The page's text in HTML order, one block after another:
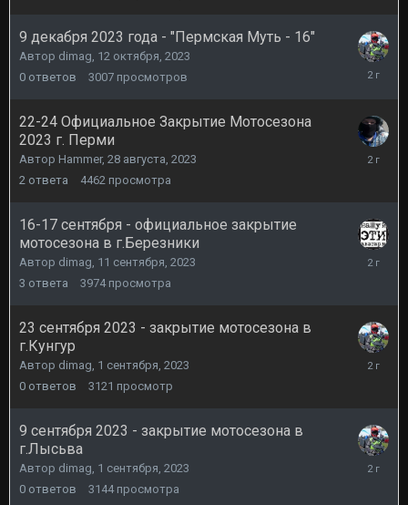
9 декабря 2023 года - "Пермская Муть - 16"
Автор dimag, 12 октября, 2023
0 ответов 3007 просмотров
12
22-24 Официальное Закрытие Мотосезона
2023 г. Перми
Автор Hammer, 28 августа, 2023
2 ответа 4462 просмотра
25
16-17 сентября - официальное закрытие
мотосезона в г.Березники
Автор dimag, 11 сентября, 2023
3 ответа 3974 просмотра
11
23 сентября 2023 - закрытие мотосезона в
г.Кунгур
Автор dimag, 1 сентября, 2023
0 ответов 3121 просмотр
9 сентября 2023 - закрытие мотосезона в
г.Лысьва
Автор dimag, 1 сентября, 2023
0 ответов 3144 просмотра